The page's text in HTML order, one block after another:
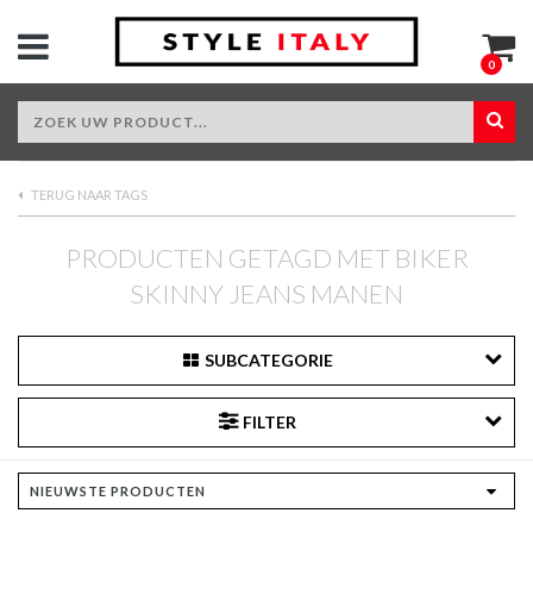
0
TERUG NAAR TAGS
PRODUCTEN GETAGD MET BIKER
SKINNY JEANS MANEN
SUBCATEGORIE
FILTER